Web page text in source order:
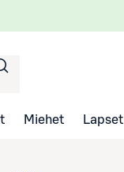
Miehet Lapset